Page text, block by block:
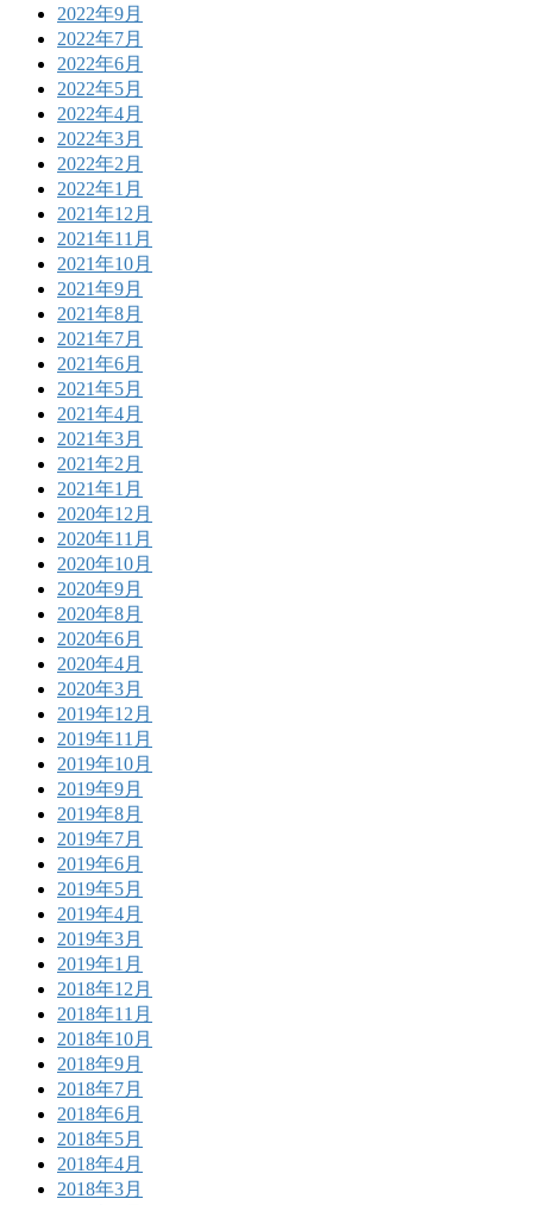
2022年9月
2022年7月
2022年6月
2022年5月
2022年4月
2022年3月
2022年2月
2022年1月
2021年12月
2021年11月
2021年10月
2021年9月
2021年8月
2021年7月
2021年6月
2021年5月
2021年4月
2021年3月
2021年2月
2021年1月
2020年12月
2020年11月
2020年10月
2020年9月
2020年8月
2020年6月
2020年4月
2020年3月
2019年12月
2019年11月
2019年10月
2019年9月
2019年8月
2019年7月
2019年6月
2019年5月
2019年4月
2019年3月
2019年1月
2018年12月
2018年11月
2018年10月
2018年9月
2018年7月
2018年6月
2018年5月
2018年4月
2018年3月